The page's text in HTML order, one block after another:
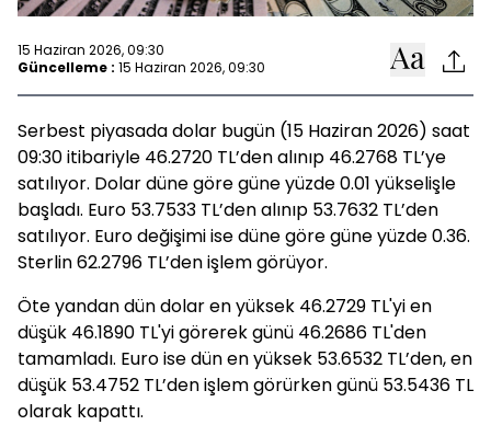
15 Haziran 2026, 09:30
Güncelleme : 15 Haziran 2026, 09:30
Serbest piyasada dolar bugün (15 Haziran 2026) saat
09:30 itibariyle 46.2720 TL’den alınıp 46.2768 TL’ye
satılıyor. Dolar düne göre güne yüzde 0.01 yükselişle
başladı. Euro 53.7533 TL’den alınıp 53.7632 TL’den
satılıyor. Euro değişimi ise düne göre güne yüzde 0.36.
Sterlin 62.2796 TL’den işlem görüyor.
Öte yandan dün dolar en yüksek 46.2729 TL'yi en
düşük 46.1890 TL'yi görerek günü 46.2686 TL'den
tamamladı. Euro ise dün en yüksek 53.6532 TL’den, en
düşük 53.4752 TL’den işlem görürken günü 53.5436 TL
olarak kapattı.